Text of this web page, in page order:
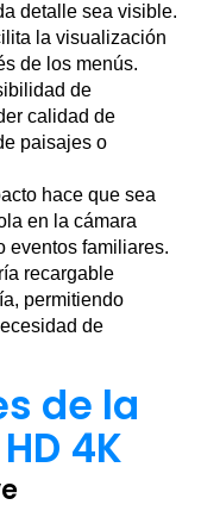
detalle sea visible.
la visualización
de los menús.
de
calidad de
paisajes o
hace que sea
en la cámara
eventos familiares.
recargable
permitiendo
de
de la
4K